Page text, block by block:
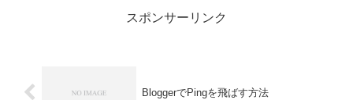
スポンサーリンク
BloggerでPingを飛ばす方法